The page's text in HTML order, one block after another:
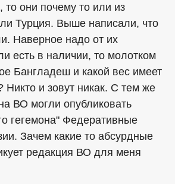
они почему то или из
Турция. Выше написали, что
Наверное надо от их
есть в наличии, то молотком
Бангладеш и какой вес имеет
Никто и зовут никак. С тем же
ВО могли опубликовать
гегемона" Федеративные
Зачем какие то абсурдные
редакция ВО для меня